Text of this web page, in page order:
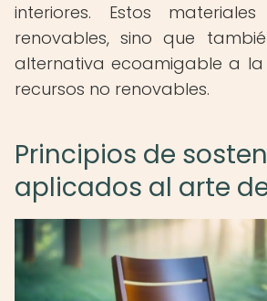
interiores. Estos
renovables, sino que
alternativa ecoamigable a
recursos no renovables.
Principios de
aplicados al arte